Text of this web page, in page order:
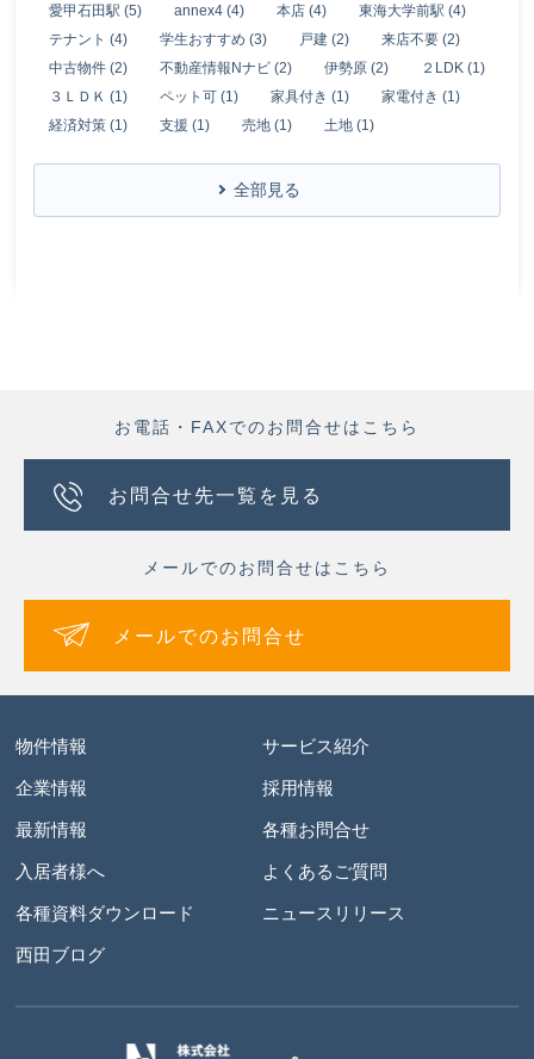
愛甲石田駅 (5)
annex4 (4) 本店 (4)
東海大学前駅 (4)
テナント (4)
学生おすすめ (3) 戸建 (2)
来店不要 (2)
中古物件 (2)
不動産情報Nナビ (2) 伊勢原 (2)
２LDK (1)
３ＬＤＫ (1)
ペット可 (1) 家具付き (1)
家電付き (1)
経済対策 (1)
支援 (1) 売地 (1) 土地 (1)
全部見る
お電話・FAXでのお問合せはこちら
お問合せ先一覧を見る
メールでのお問合せはこちら
メールでのお問合せ
物件情報 サービス紹介
企業情報 採用情報
最新情報 各種お問合せ
入居者様へ よくあるご質問
各種資料ダウンロード ニュースリリース
西田ブログ